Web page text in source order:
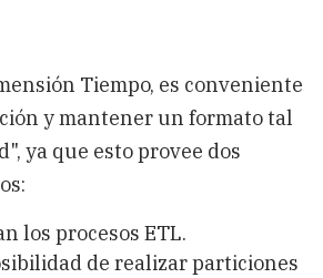
Tiempo, es conveniente
y mantener un formato tal
ya que esto provee dos
los procesos ETL.
de realizar particiones